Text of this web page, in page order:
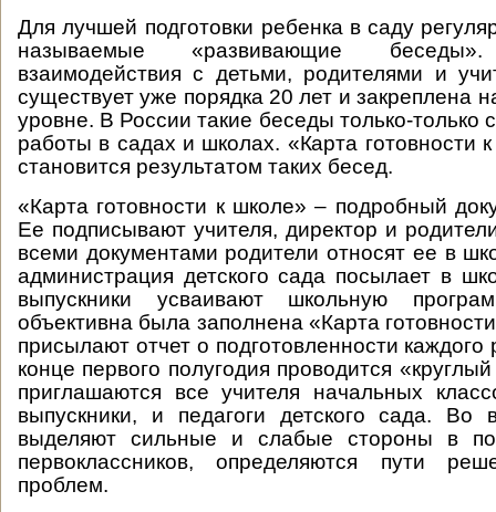
Для лучшей подготовки ребенка в саду
называемые «развивающие
взаимодействия с детьми, родителями и
существует уже порядка 20 лет и закреплена
уровне. В России такие беседы только-только
работы в садах и школах. «Карта готовности
становится результатом таких бесед.
«Карта готовности к школе» – подробный
Ее подписывают учителя, директор и
всеми документами родители относят ее в
администрация детского сада посылает в
выпускники усваивают школьную
объективна была заполнена «Карта
присылают отчет о подготовленности
конце первого полугодия проводится
приглашаются все учителя начальных
выпускники, и педагоги детского сада. Во
выделяют сильные и слабые стороны в
первоклассников, определяются пути
проблем.